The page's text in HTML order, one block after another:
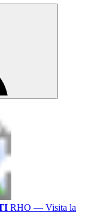
RHO — Visita la